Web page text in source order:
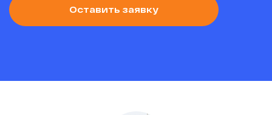
Оставить заявку